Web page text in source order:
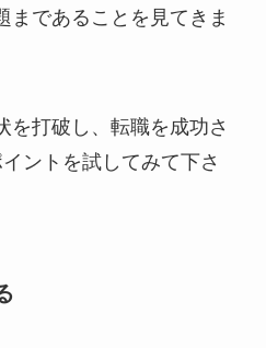
まであることを見てきま
を打破し、転職を成功さ
ントを試してみて下さ